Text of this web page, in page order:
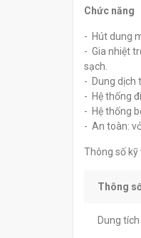
Chức năng
- Hút dung
- Gia nhiệt
sạch.
- Dung dịch
- Hệ thống
- Hệ thống
- An toàn:
Thông số
Thông
Dung